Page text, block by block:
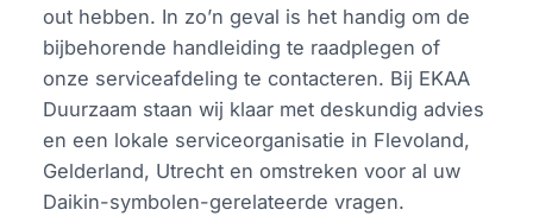
out hebben. In zo’n geval is het handig om de
bijbehorende handleiding te raadplegen of
onze serviceafdeling te contacteren. Bij EKAA
Duurzaam staan wij klaar met deskundig advies
en een lokale serviceorganisatie in Flevoland,
Gelderland, Utrecht en omstreken voor al uw
Daikin-symbolen-gerelateerde vragen.